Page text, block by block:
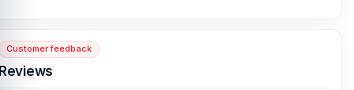
vc_column][/vc_row]
Customer feedback